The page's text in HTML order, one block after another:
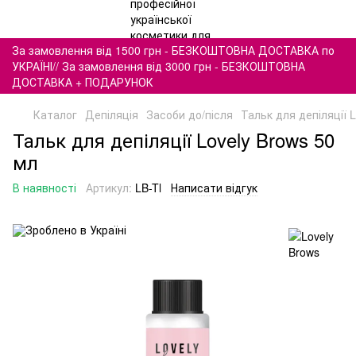
За замовлення від 1500 грн - БЕЗКОШТОВНА ДОСТАВКА по
УКРАЇНІ// За замовлення від 3000 грн - БЕЗКОШТОВНА
ДОСТАВКА + ПОДАРУНОК
Каталог Депіляція Засоби до/після Тальк для
Тальк для депіляції Lovely Brows 50
мл
В наявності Артикул: LB-Tl Написати відгук